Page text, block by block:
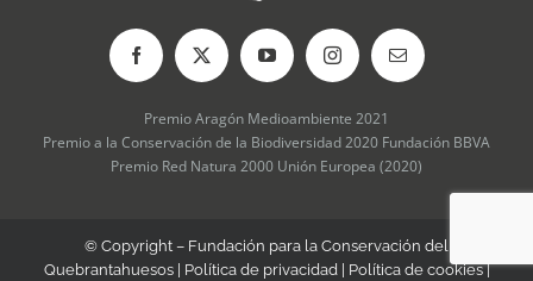
Premio Aragón Medioambiente 2021
Premio a la Conservación de la Biodiversidad 2020 Fundación BBVA
Premio Red Natura 2000 Unión Europea (2020)
© Copyright – Fundación para la Conservación del
Quebrantahuesos | Política de privacidad Política de cookies|